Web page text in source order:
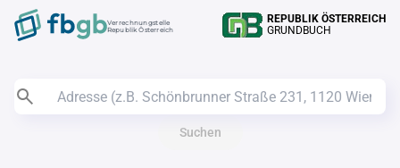
Verrechnungstelle
Republik Österreich
REPUBLIK ÖSTERREICH
GRUNDBUCH
Suchen